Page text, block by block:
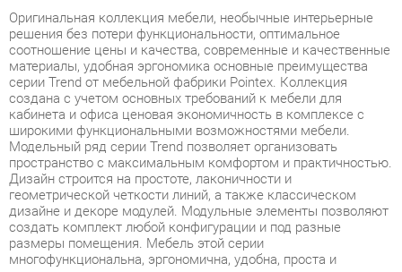
материалы, удобная эргономика основные преимущества
серии Trend от мебельной фабрики Pointex. Коллекция
создана с учетом основных требований к мебели для
кабинета и офиса ценовая экономичность в комплексе с
широкими функциональными возможностями мебели.
Модельный ряд серии Trend позволяет организовать
пространство с максимальным комфортом и практичностью.
Дизайн строится на простоте, лаконичности и
геометрической четкости линий, а также классическом
дизайне и декоре модулей. Модульные элементы позволяют
создать комплект любой конфигурации и под разные
размеры помещения. Мебель этой серии
многофункциональна, эргономична, удобна, проста и
долговечна в процессе эксплуатации покрытие материалов
обеспечивает защиту от истирания, мелких сколов и
царапин. Кабинет представлен в цветах светлый и темный
дуб в сочетании с серым. Мебель изготовлена из